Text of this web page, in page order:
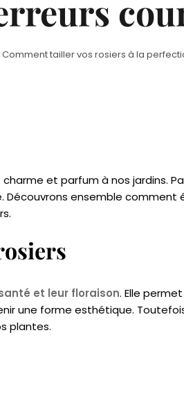
Comment tailler vos rosiers à la
et parfum à nos jardins.
Découvrons ensemble comment
et leur floraison. Elle
une forme esthétique.
plantes.